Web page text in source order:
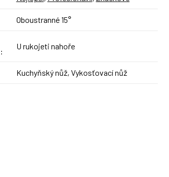
Oboustranné 15°
:
U rukojeti nahoře
Kuchyňský nůž, Vykosťovací nůž